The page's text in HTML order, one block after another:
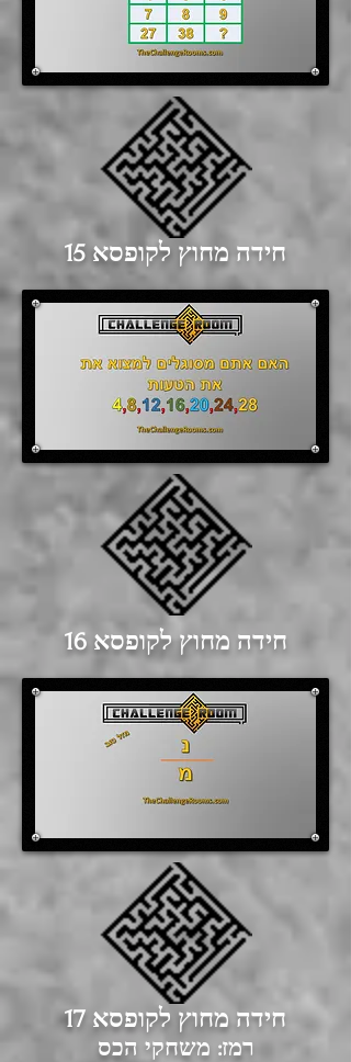
חידה מחוץ לקופסא 15
חידה מחוץ לקופסא 16
חידה מחוץ לקופסא 17
רמז: משחקי הכס